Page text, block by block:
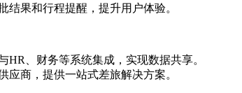
结果和行程提醒，提升用户体验。
HR、财务等系统集成，实现数据共享。
应商，提供一站式差旅解决方案。